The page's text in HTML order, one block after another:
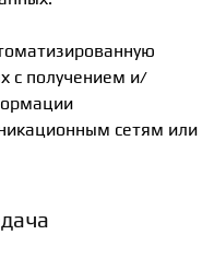
с получением и/
сетям или